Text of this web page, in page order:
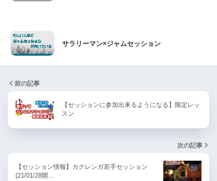
サラリーマン×ジャムセッション
前の記事
【セッションに参加出来るようになる】限定レッ
スン
次の記事
【セッション情報】カクレンガ若手セッション
(21/01/28開…